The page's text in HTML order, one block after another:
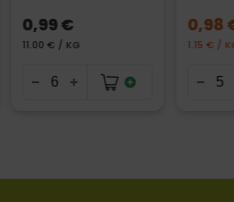
0,99 €
11.00 € / KG
0,98
1.15 € /